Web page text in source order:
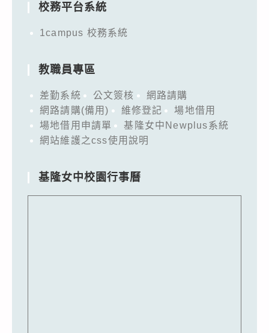
校務平台系統
1campus 校務系統
教職員專區
差勤系統 公文簽核
網路請購
網路請購(備用)
維修登記
場地借用
場地借用申請單
基隆女中Newplus系統
網站維護之css使用說明
基隆女中校園行事曆